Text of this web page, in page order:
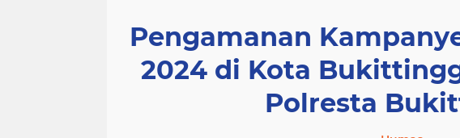
Pengamanan
2024 di Kota
Polresta